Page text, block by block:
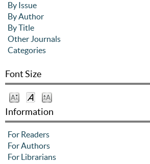
By Issue
By Author
By Title
Other Journals
Categories
Font Size
Information
For Readers
For Authors
For Librarians